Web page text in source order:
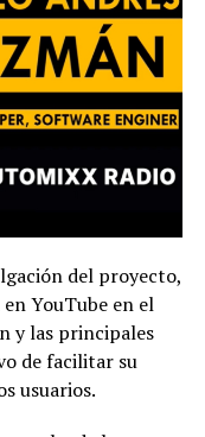
del proyecto,
YouTube en el
y las principales
de facilitar su
usuarios.